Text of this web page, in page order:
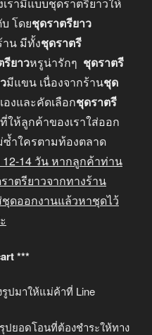
โดยชุดราตรียาว
น มีทั้งชุดราตรี
รียาวหรูน่ารักๆ ชุดราตรี
มีแขน เนื่องจากร้านชุด
องและคัดเลือกชุดราตรี
ห้ลูกค้าของเราใส่ออก
ำใครตามท้องตลาด
12-14 วัน หากลูกค้าท่าน
าตรียาวจากทางร้าน
ดออกงานแล้วหาชุดไว้
***
ปมาให้แม่ค้าที่ Line
ยอดโอนที่ต้องชำระให้ทาง